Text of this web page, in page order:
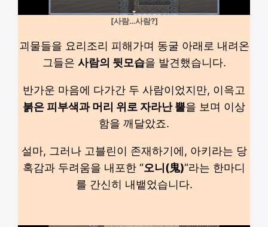
[사람…사람?]
괴물들을 요리조리 피해가며 동굴 아래로 내려온
그들은 사람의 뒷모습을 발견했습니다.
반가운 마음에 다가간 두 사람이었지만, 이윽고
붉은 피부색과 머리 위로 자라난 뿔을 보며 이상
함을 깨달았죠.
설마, 그러나 고블린이 존재하기에, 아키라는 당
혹감과 두려움을 내포한 “오니(鬼)“라는 한마디
를 간신히 내뱉었습니다.